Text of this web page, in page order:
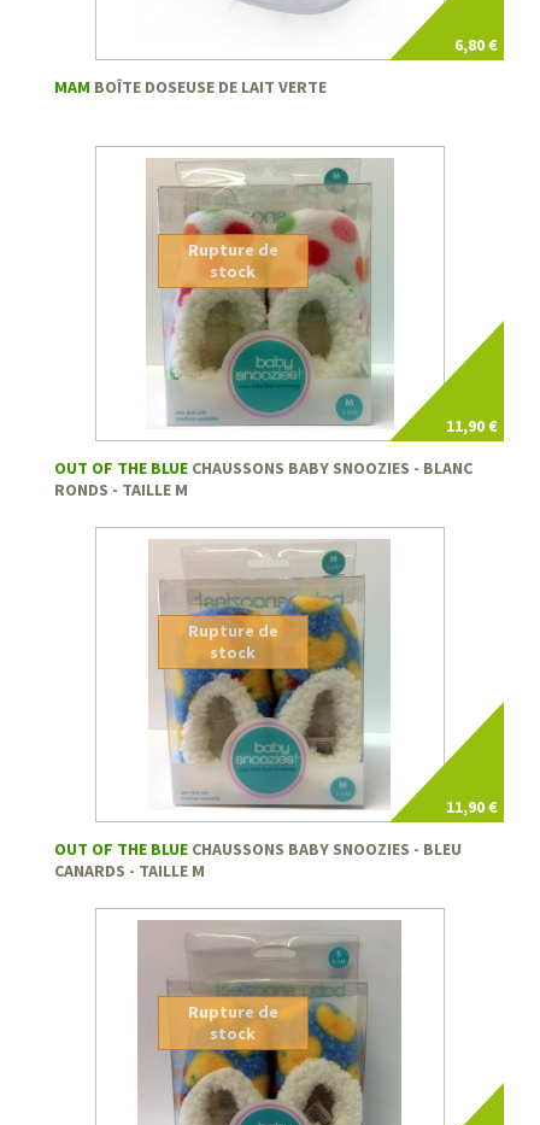
6,80 €
MAM BOÎTE DOSEUSE DE LAIT VERTE
11,90 €
Rupture de
stock
OUT OF THE BLUE CHAUSSONS BABY SNOOZIES - BLANC
RONDS - TAILLE M
11,90 €
Rupture de
stock
OUT OF THE BLUE CHAUSSONS BABY SNOOZIES - BLEU
CANARDS - TAILLE M
Rupture de
stock